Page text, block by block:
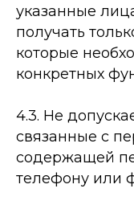
указанные
получать
которые
конкретных
4.3. Не
связанные с
содержащей
телефону или